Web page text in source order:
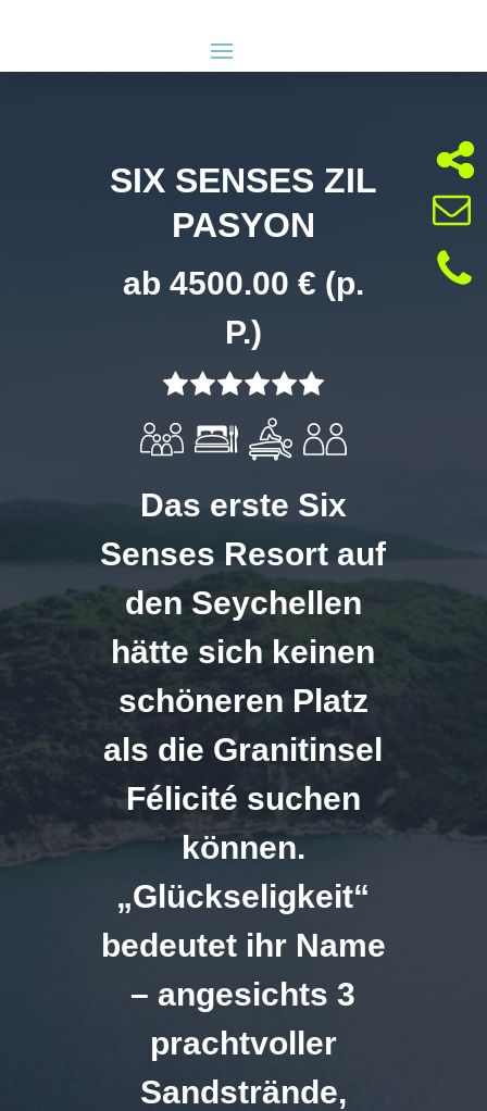
SIX SENSES ZIL
PASYON
ab 4500.00 € (p.
P.)
Das erste Six
Senses Resort auf
den Seychellen
hätte sich keinen
schöneren Platz
als die Granitinsel
Félicité suchen
können.
„Glückseligkeit“
bedeutet ihr Name
– angesichts 3
prachtvoller
Sandstrände,